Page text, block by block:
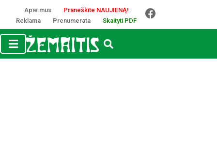
Apie mus
Praneškite NAUJIENĄ!
Reklama
Prenumerata Skaityti PDF